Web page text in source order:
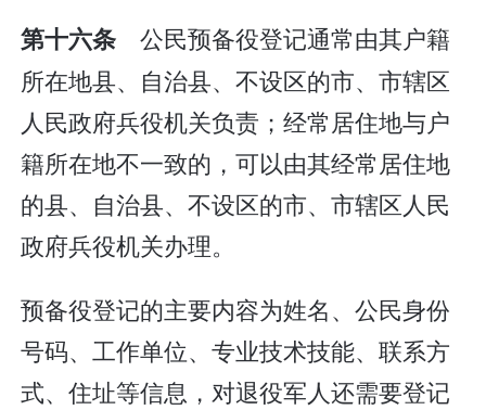
第十六条公民预备役登记通常由其户籍
所在地县、自治县、不设区的市、市辖区
人民政府兵役机关负责；经常居住地与户
籍所在地不一致的，可以由其经常居住地
的县、自治县、不设区的市、市辖区人民
政府兵役机关办理。
预备役登记的主要内容为姓名、公民身份
号码、工作单位、专业技术技能、联系方
式、住址等信息，对退役军人还需要登记